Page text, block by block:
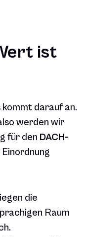
ist
darauf an.
werden wir
für den DACH-
die
Raum